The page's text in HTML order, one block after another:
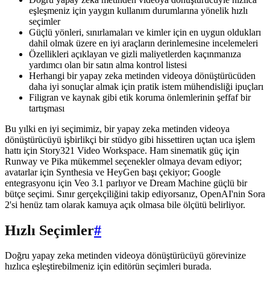
eşleşmeniz için yaygın kullanım durumlarına yönelik hızlı
seçimler
Güçlü yönleri, sınırlamaları ve kimler için en uygun oldukları
dahil olmak üzere en iyi araçların derinlemesine incelemeleri
Özellikleri açıklayan ve gizli maliyetlerden kaçınmanıza
yardımcı olan bir satın alma kontrol listesi
Herhangi bir yapay zeka metinden videoya dönüştürücüden
daha iyi sonuçlar almak için pratik istem mühendisliği ipuçları
Filigran ve kaynak gibi etik koruma önlemlerinin şeffaf bir
tartışması
Bu yılki en iyi seçimimiz, bir yapay zeka metinden videoya
dönüştürücüyü işbirlikçi bir stüdyo gibi hissettiren uçtan uca işlem
hattı için Story321 Video Workspace. Ham sinematik güç için
Runway ve Pika mükemmel seçenekler olmaya devam ediyor;
avatarlar için Synthesia ve HeyGen başı çekiyor; Google
entegrasyonu için Veo 3.1 parlıyor ve Dream Machine güçlü bir
bütçe seçimi. Sınır gerçekçiliğini takip ediyorsanız, OpenAI'nin Sora
2'si henüz tam olarak kamuya açık olmasa bile ölçütü belirliyor.
Hızlı Seçimler#
Doğru yapay zeka metinden videoya dönüştürücüyü görevinize
hızlıca eşleştirebilmeniz için editörün seçimleri burada.